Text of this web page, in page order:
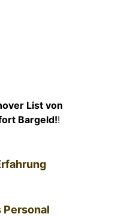
List von
Bargeld!!